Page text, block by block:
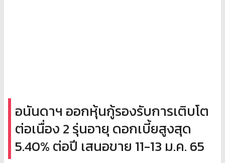
อนันดาฯ ออกหุ้นกู้รองรับการเติบโต
ต่อเนื่อง 2 รุ่นอายุ ดอกเบี้ยสูงสุด
5.40% ต่อปี เสนอขาย 11-13 ม.ค. 65